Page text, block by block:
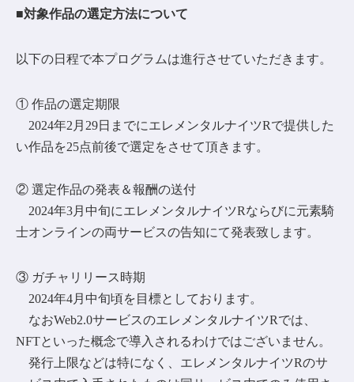
■対象作品の選定方法について
以下の日程で本プログラムは進行させていただきます。
① 作品の選定期限
2024年2月29日までにエレメンタルナイツRで提供した
い作品を25点前後で選定をさせて頂きます。
② 選定作品の発表＆報酬の送付
2024年3月中旬にエレメンタルナイツRならびに元素騎
士オンラインの両サービスの告知にて発表致します。
③ ガチャリリース時期
2024年4月中旬頃を目標としております。
なおWeb2.0サービスのエレメンタルナイツRでは、
NFTといった概念で導入されるわけではございません。
発行上限などは特になく、エレメンタルナイツRのサ